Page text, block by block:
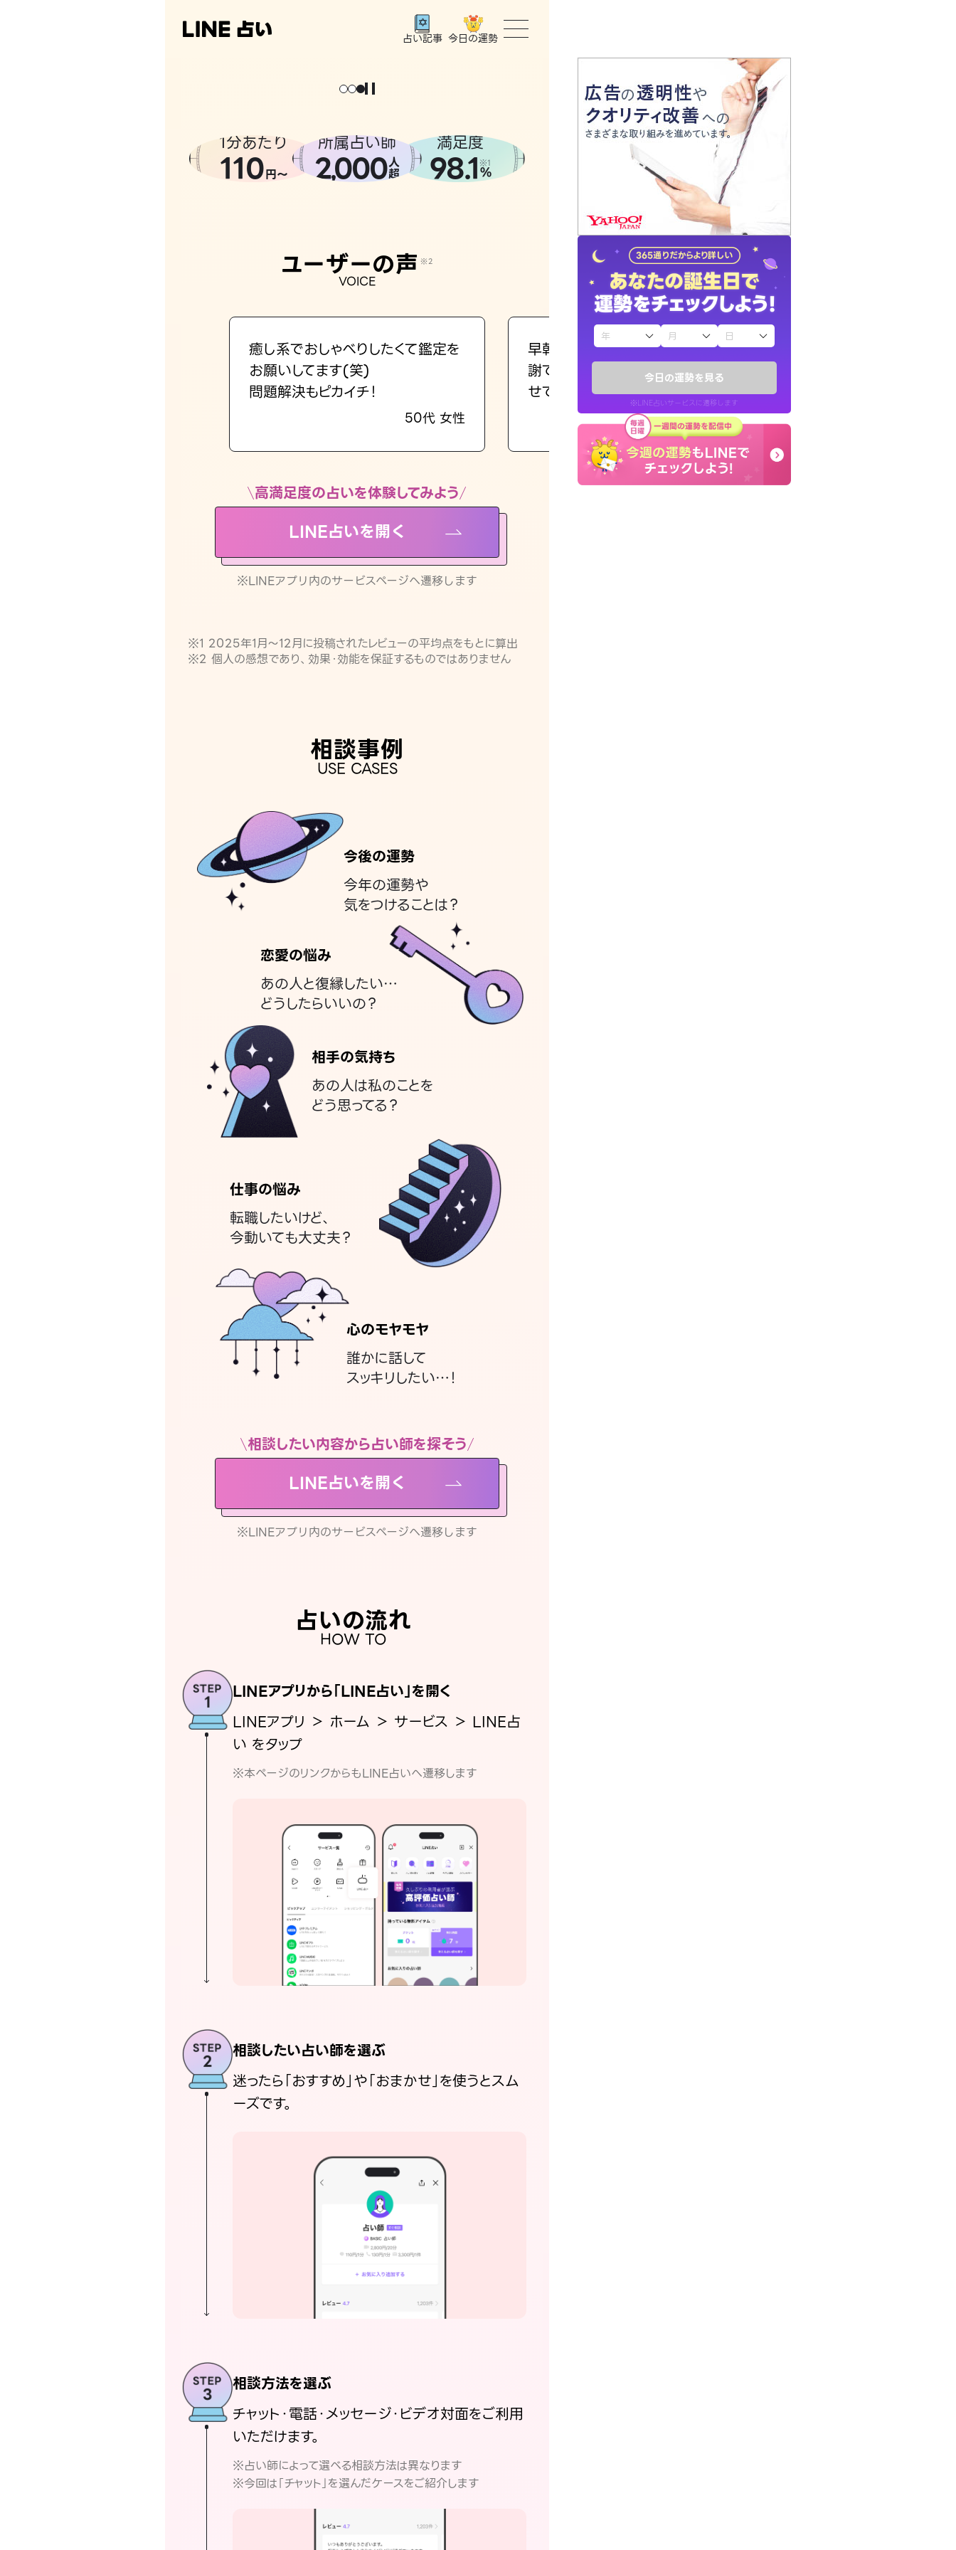
今日の運勢を見る
※LINE占いサービスに遷移します
占い記事 今日の運勢
トップ
ユーザーの声
占いの流れ
おすすめの占い師
よくある質問
えもじの子（占）12星座占い
お知らせ
1分あたり
110円〜
所属占い師
2,000人
超
満足度
98.1 ※1
%
ユーザーの声 ※2
VOICE
癒し系でおしゃべりしたくて鑑定を
お願いしてます(笑)
問題解決もピカイチ！
50代 女性
早朝にも関わらず鑑定いただき感
謝です。私のままでいいんだと思わ
せてくれます。
40代 女性
高満足度の占いを体験してみよう
LINE占いを開く
※LINEアプリ内のサービスページへ遷移します
※1 2025年1月〜12月に投稿されたレビューの平均点をもとに算出
※2 個人の感想であり、効果・効能を保証するものではありません
相談事例
USE CASES
今後の運勢
今年の運勢や
気をつけることは？
恋愛の悩み
あの人と復縁したい…
どうしたらいいの？
相手の気持ち
あの人は私のことを
どう思ってる？
仕事の悩み
転職したいけど、
今動いても大丈夫？
心のモヤモヤ
誰かに話して
スッキリしたい…！
相談したい内容から占い師を探そう
LINE占いを開く
※LINEアプリ内のサービスページへ遷移します
占いの流れ
HOW TO
LINEアプリから「LINE占い」を開く
LINEアプリ ＞ ホーム ＞ サービス ＞ LINE占
い をタップ
※本ページのリンクからもLINE占いへ遷移します
相談したい占い師を選ぶ
迷ったら「おすすめ」や「おまかせ」を使うとスム
ーズです。
相談方法を選ぶ
チャット・電話・メッセージ・ビデオ対面をご利用
いただけます。
※占い師によって選べる相談方法は異なります
※今回は「チャット」を選んだケースをご紹介します